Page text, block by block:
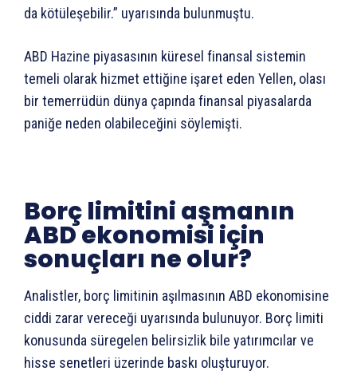
da kötüleşebilir.” uyarısında bulunmuştu.
ABD Hazine piyasasının küresel finansal sistemin
temeli olarak hizmet ettiğine işaret eden Yellen, olası
bir temerrüdün dünya çapında finansal piyasalarda
paniğe neden olabileceğini söylemişti.
Borç limitini aşmanın
ABD ekonomisi için
sonuçları ne olur?
Analistler, borç limitinin aşılmasının ABD ekonomisine
ciddi zarar vereceği uyarısında bulunuyor. Borç limiti
konusunda süregelen belirsizlik bile yatırımcılar ve
hisse senetleri üzerinde baskı oluşturuyor.